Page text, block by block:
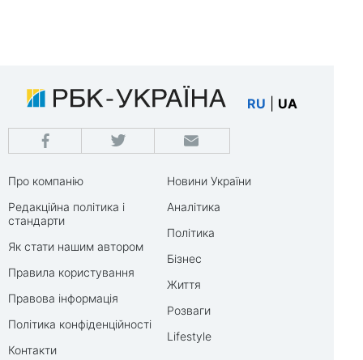
RU UA
Про компанію
Редакційна політика і
стандарти
Як стати нашим автором
Правила користування
Правова інформація
Політика конфіденційності
Контакти
Новини України
Аналітика
Політика
Бізнес
Життя
Розваги
Lifestyle